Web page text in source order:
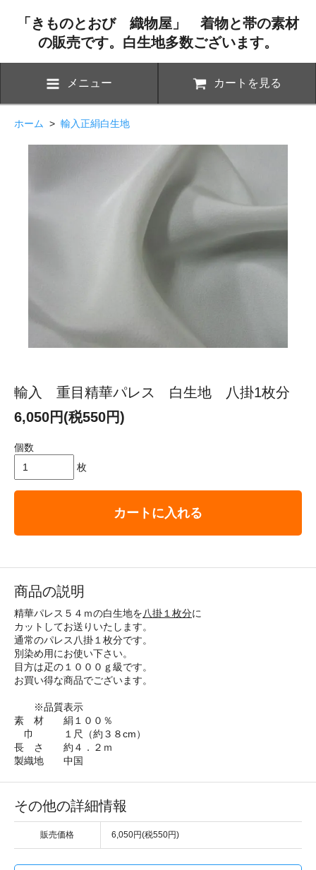
「きものとおび 織物屋」 着物と帯の素材
の販売です。白生地多数ございます。
メニュー カートを見る
ホーム > 輸入正絹白生地
輸入 重目精華パレス 白生地 八掛1枚分
6,050円(税550円)
個数
枚
カートに入れる
商品の説明
精華パレス５４ｍの白生地を八掛１枚分に
カットしてお送りいたします。
通常のパレス八掛１枚分です。
別染め用にお使い下さい。
目方は疋の１０００ｇ級です。
お買い得な商品でございます。
※品質表示
素 材 絹１００％
巾 １尺（約３８cm）
長 さ 約４．２ｍ
製織地 中国
その他の詳細情報
販売価格 6,050円(税550円)